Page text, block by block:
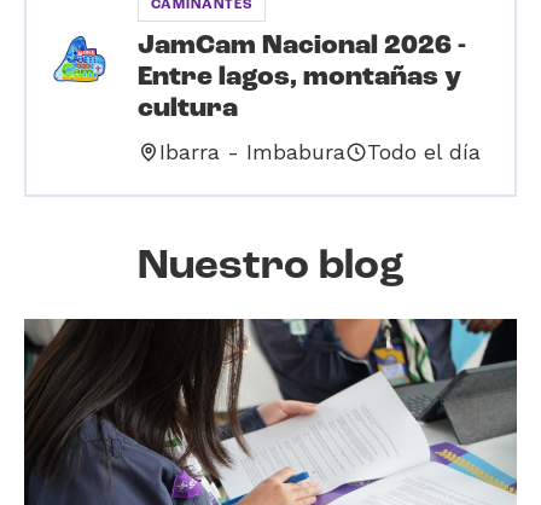
CAMINANTES
JamCam Nacional 2026 -
Entre lagos, montañas y
cultura
Ibarra - Imbabura Todo el día
Nuestro blog